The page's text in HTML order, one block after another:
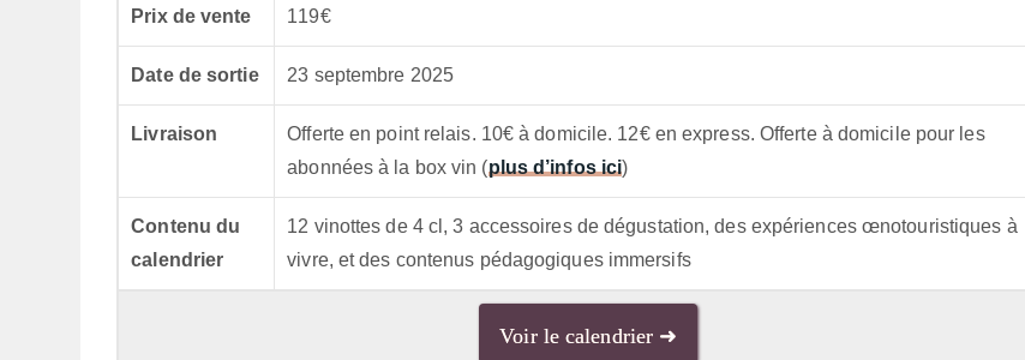
Prix de vente 119€
Date de sortie 23 septembre 2025
Livraison
Offerte en point relais. 10€ à domicile. 12€ en express. Offerte à domicile pour les
abonnées à la box vin (plus d’infos ici)
Contenu du
calendrier
12 vinottes de 4 cl, 3 accessoires de dégustation, des expériences œnotouristiques à
vivre, et des contenus pédagogiques immersifs
Voir le calendrier ➜